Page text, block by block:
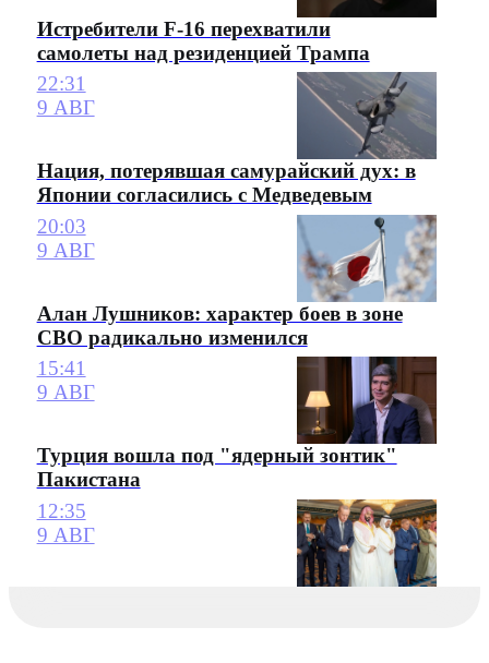
Истребители F-16 перехватили
самолеты над резиденцией Трампа
22:31
9 АВГ
Нация, потерявшая самурайский дух: в
Японии согласились с Медведевым
20:03
9 АВГ
Алан Лушников: характер боев в зоне
СВО радикально изменился
15:41
9 АВГ
Турция вошла под "ядерный зонтик"
Пакистана
12:35
9 АВГ